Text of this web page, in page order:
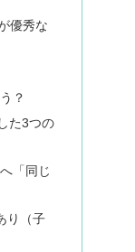
優秀な
？
た3つの
「同じ
り（子